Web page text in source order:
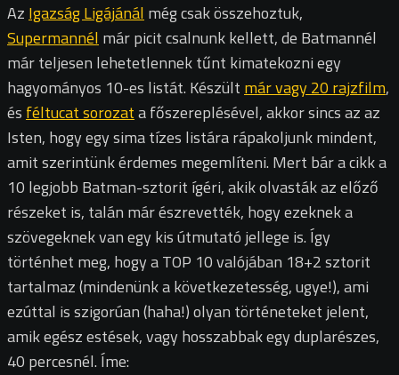
Az Igazság Ligájánál még csak összehoztuk,
Supermannél már picit csalnunk kellett, de Batmannél
már teljesen lehetetlennek tűnt kimatekozni egy
hagyományos 10-es listát. Készült már vagy 20 rajzfilm,
és féltucat sorozata főszereplésével, akkor sincs az az
Isten, hogy egy sima tízes listára rápakoljunk mindent,
amit szerintünk érdemes megemlíteni. Mert bár a cikk a
10 legjobb Batman-sztorit ígéri, akik olvasták az előző
részeket is, talán már észrevették, hogy ezeknek a
szövegeknek van egy kis útmutató jellege is. Így
történhet meg, hogy a TOP 10 valójában 18+2 sztorit
tartalmaz (mindenünk a következetesség, ugye!), ami
ezúttal is szigorúan (haha!) olyan történeteket jelent,
amik egész estések, vagy hosszabbak egy duplarészes,
40 percesnél. Íme: